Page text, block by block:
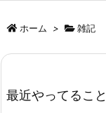
ホーム > 雑記
最近やってるこ